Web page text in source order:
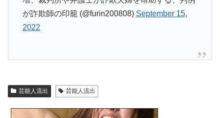
が詐欺師の印籠 (@furin200808) September 15,
2022
芸能人流出 芸能人流出